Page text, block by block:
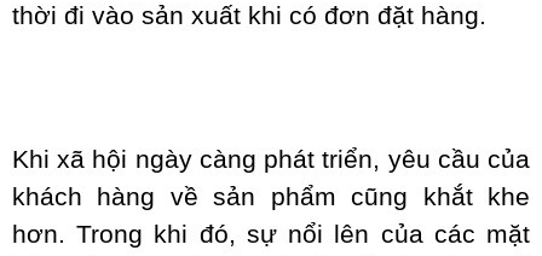
thời đi vào sản xuất khi có đơn đặt hàng.
Khi xã hội ngày càng phát triển, yêu cầu của
khách hàng về sản phẩm cũng khắt khe
hơn. Trong khi đó, sự nổi lên của các mặt